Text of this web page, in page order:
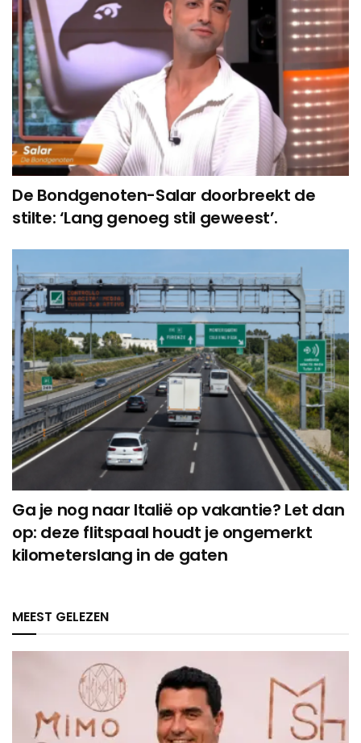
De Bondgenoten-Salar doorbreekt de
stilte: ‘Lang genoeg stil geweest’.
Ga je nog naar Italië op vakantie? Let dan
op: deze flitspaal houdt je ongemerkt
kilometerslang in de gaten
MEEST GELEZEN